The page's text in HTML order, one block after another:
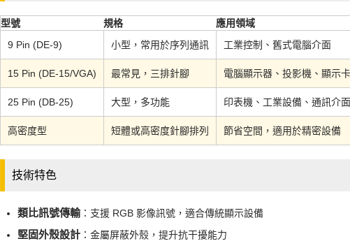
型號 規格
應用領域
9 Pin (DE-9)
小型，常用於序列通訊 工業控制、舊式電腦介面
15 Pin (DE-15/VGA) 最常見，三排針腳 電腦顯示器、投影機、顯示卡
25 Pin (DB-25) 大型，多功能 印表機、工業設備、通訊介面
高密度型 短體或高密度針腳排列 節省空間，適用於精密設備
技術特色
類比訊號傳輸：支援 RGB 影像訊號，適合傳統顯示設備
堅固外殼設計：金屬屏蔽外殼，提升抗干擾能力